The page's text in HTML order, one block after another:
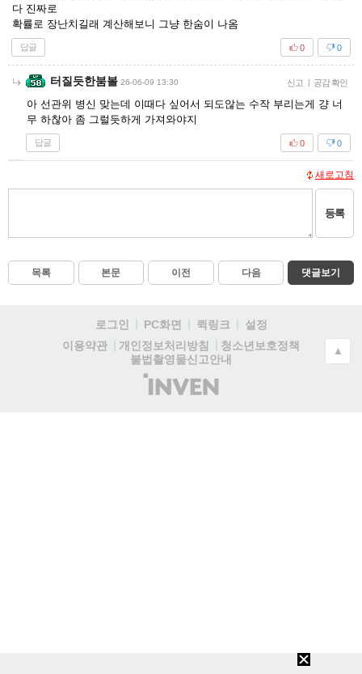
다 진짜로
확률로 장난치길래 계산해보니 그냥 한숨이 나옴
답글 0
0
터질듯한붐볼 26-06-09 13:30 신고 | 공감 확인
아 선관위 병신 맞는데 이때다 싶어서 되도않는 수작 부리는게 걍 너
무 하찮아 좀 그럴듯하게 가져와야지
답글 0
0
새로고침
등록
목록 본문 이전 다음 댓글보기
로그인 PC화면 퀵링크
설정
이용약관
개인정보처리방침
청소년보호정책
불법촬영물신고안내
(주)
인
▲